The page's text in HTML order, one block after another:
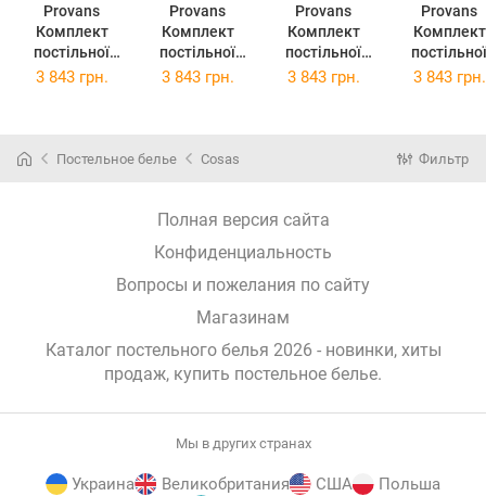
Provans
Комплект
постільної
білизни
Сімейний
Provans
Комплект
постільної
білизни
(026257)
Provans
Комплект
постільної
білизни
Provans
Комплект
постільної
білизни
Сімейний
3 843 грн. 3 843 грн. 3 843 грн. 3 843 грн.
Постельное белье Cosas Фильтр
Полная версия сайта
Конфиденциальность
Вопросы и пожелания по сайту
Магазинам
Каталог постельного белья 2026 - новинки, хиты
продаж, купить постельное белье.
Мы в других странах
Украина Великобритания США Польша